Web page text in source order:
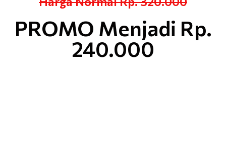
PROMO Menjadi Rp.
240.000